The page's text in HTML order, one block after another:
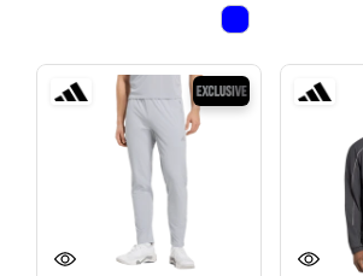
בלעדי